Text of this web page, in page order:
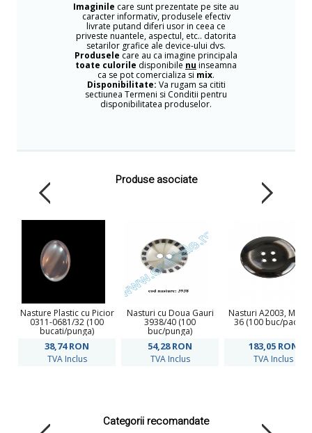
Imaginile care sunt prezentate pe site au
caracter informativ, produsele efectiv
livrate putand diferi usor in ceea ce
priveste nuantele, aspectul, etc.. datorita
setarilor grafice ale device-ului dvs.
Produsele care au ca imagine principala
toate culorile disponibile nu inseamna
ca se pot comercializa si mix.
Disponibilitate: Va rugam sa cititi
sectiunea Termeni si Conditii pentru
disponibilitatea produselor.
Produse asociate
Nasture Plastic cu Picior
0311-0681/32 (100
bucati/punga)
38,74RON
TVA Inclus
Nasturi cu Doua Gauri
3938/40 (100
buc/punga)
54,28RON
TVA Inclus
Nasturi A2003,
36 (100 buc/pachet)
183,05 RON
TVA Inclus
Categorii recomandate